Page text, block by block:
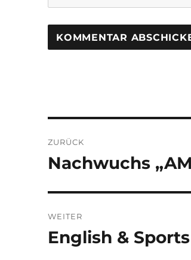
ZURÜCK
Vorheriger
Nachwuchs
WEITER
Nächster
English &